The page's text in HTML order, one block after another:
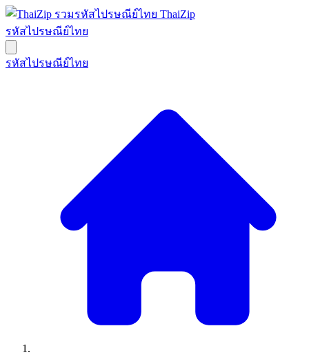
ThaiZip
รหัสไปรษณีย์ไทย
รหัสไปรษณีย์ไทย